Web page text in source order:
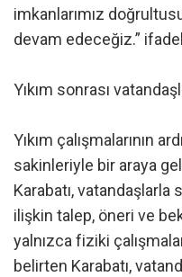
imkanlarımız
devam edeceğiz.”
Yıkım sonrası
Yıkım çalışmalarının
sakinleriyle bir araya
Karabatı,
ilişkin talep, öneri ve
yalnızca fiziki
belirten Karabatı,